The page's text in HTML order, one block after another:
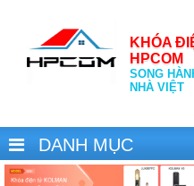
KHÓA
HPCOM
SONG
NHÀ VIỆT
DANH MỤC